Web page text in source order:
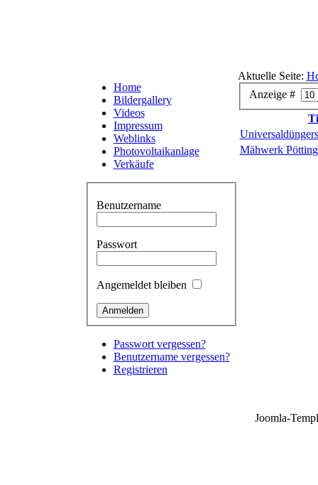
Home
Bildergallery
Videos
Impressum
Weblinks
Photovoltaikanlage
Verkäufe
Benutzername
Passwort
Angemeldet bleiben
Passwort vergessen?
Benutzername vergessen?
Registrieren
Aktuelle Seite:
Anzeige #
Mähwerk
Joomla-